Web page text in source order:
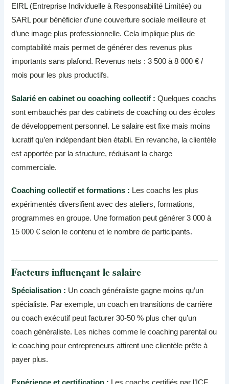
EIRL (Entreprise Individuelle à Responsabilité Limitée) ou
SARL pour bénéficier d’une couverture sociale meilleure et
d’une image plus professionnelle. Cela implique plus de
comptabilité mais permet de générer des revenus plus
importants sans plafond. Revenus nets : 3 500 à 8 000 € /
mois pour les plus productifs.
Salarié en cabinet ou coaching collectif : Quelques coachs
sont embauchés par des cabinets de coaching ou des écoles
de développement personnel. Le salaire est fixe mais moins
lucratif qu’en indépendant bien établi. En revanche, la clientèle
est apportée par la structure, réduisant la charge
commerciale.
Coaching collectif et formations : Les coachs les plus
expérimentés diversifient avec des ateliers, formations,
programmes en groupe. Une formation peut générer 3 000 à
15 000 € selon le contenu et le nombre de participants.
Facteurs influençant le salaire
Spécialisation : Un coach généraliste gagne moins qu’un
spécialiste. Par exemple, un coach en transitions de carrière
ou coach exécutif peut facturer 30-50 % plus cher qu’un
coach généraliste. Les niches comme le coaching parental ou
le coaching pour entrepreneurs attirent une clientèle prête à
payer plus.